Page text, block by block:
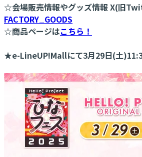
☆会場販売情報やグッズ情報 X(旧
FACTORY_GOODS
☆商品ページはこちら！
★e-LineUP!Mallにて3月29日(土